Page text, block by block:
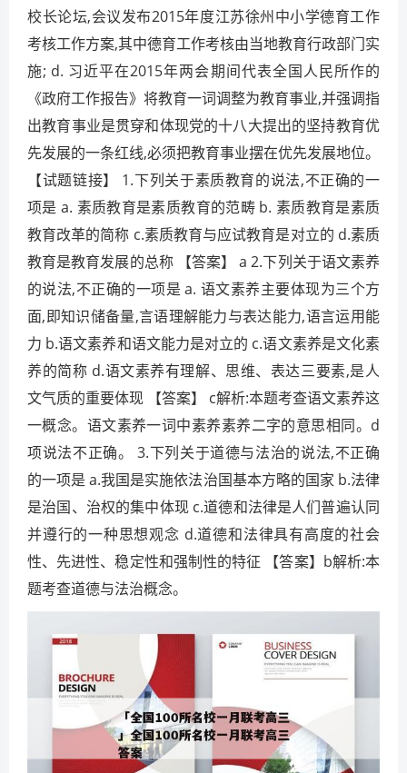
校长论坛,会议发布2015年度江苏徐州中小学德育工作
考核工作方案,其中德育工作考核由当地教育行政部门实
施; d. 习近平在2015年两会期间代表全国人民所作的
《政府工作报告》将教育一词调整为教育事业,并强调指
出教育事业是贯穿和体现党的十八大提出的坚持教育优
先发展的一条红线,必须把教育事业摆在优先发展地位。
【试题链接】 1.下列关于素质教育的说法,不正确的一
项是 a. 素质教育是素质教育的范畴 b. 素质教育是素质
教育改革的简称 c.素质教育与应试教育是对立的 d.素质
教育是教育发展的总称 【答案】 a 2.下列关于语文素养
的说法,不正确的一项是 a. 语文素养主要体现为三个方
面,即知识储备量,言语理解能力与表达能力,语言运用能
力 b.语文素养和语文能力是对立的 c.语文素养是文化素
养的简称 d.语文素养有理解、思维、表达三要素,是人
文气质的重要体现 【答案】 c解析:本题考查语文素养这
一概念。语文素养一词中素养素养二字的意思相同。d
项说法不正确。 3.下列关于道德与法治的说法,不正确
的一项是 a.我国是实施依法治国基本方略的国家 b.法律
是治国、治权的集中体现 c.道德和法律是人们普遍认同
并遵行的一种思想观念 d.道德和法律具有高度的社会
性、先进性、稳定性和强制性的特征 【答案】b解析:本
题考查道德与法治概念。